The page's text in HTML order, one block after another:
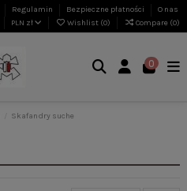
Regulamin Bezpieczne płatności
O nas
PLN zł Wishlist (0) Compare (0)
0
Skafandry suche